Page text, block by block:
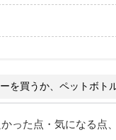
を買うか、ペットボト
った点・気になる点